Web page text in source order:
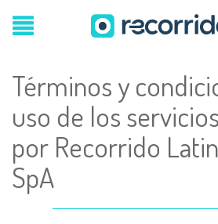
Términos y
uso de los
por Recorrido
SpA